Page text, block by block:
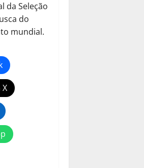
da Seleção
do
mundial.